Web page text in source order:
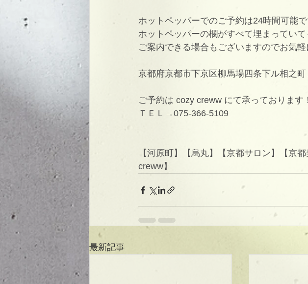
ホットペッパーでのご予約は24時間可能で
ホットペッパーの欄がすべて埋まってい
ご案内できる場合もございますのでお気
京都府京都市下京区柳馬場四条下ル相之
ご予約は cozy creww にて承っております！
ＴＥＬ→075-366-5109
【河原町】【烏丸】【京都サロン】【京
creww】
最新記事